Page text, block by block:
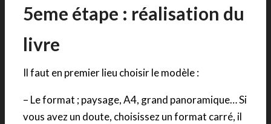
5eme étape : réalisation du
livre
Il faut en premier lieu choisir le modèle :
– Le format ; paysage, A4, grand panoramique… Si
vous avez un doute, choisissez un format carré, il